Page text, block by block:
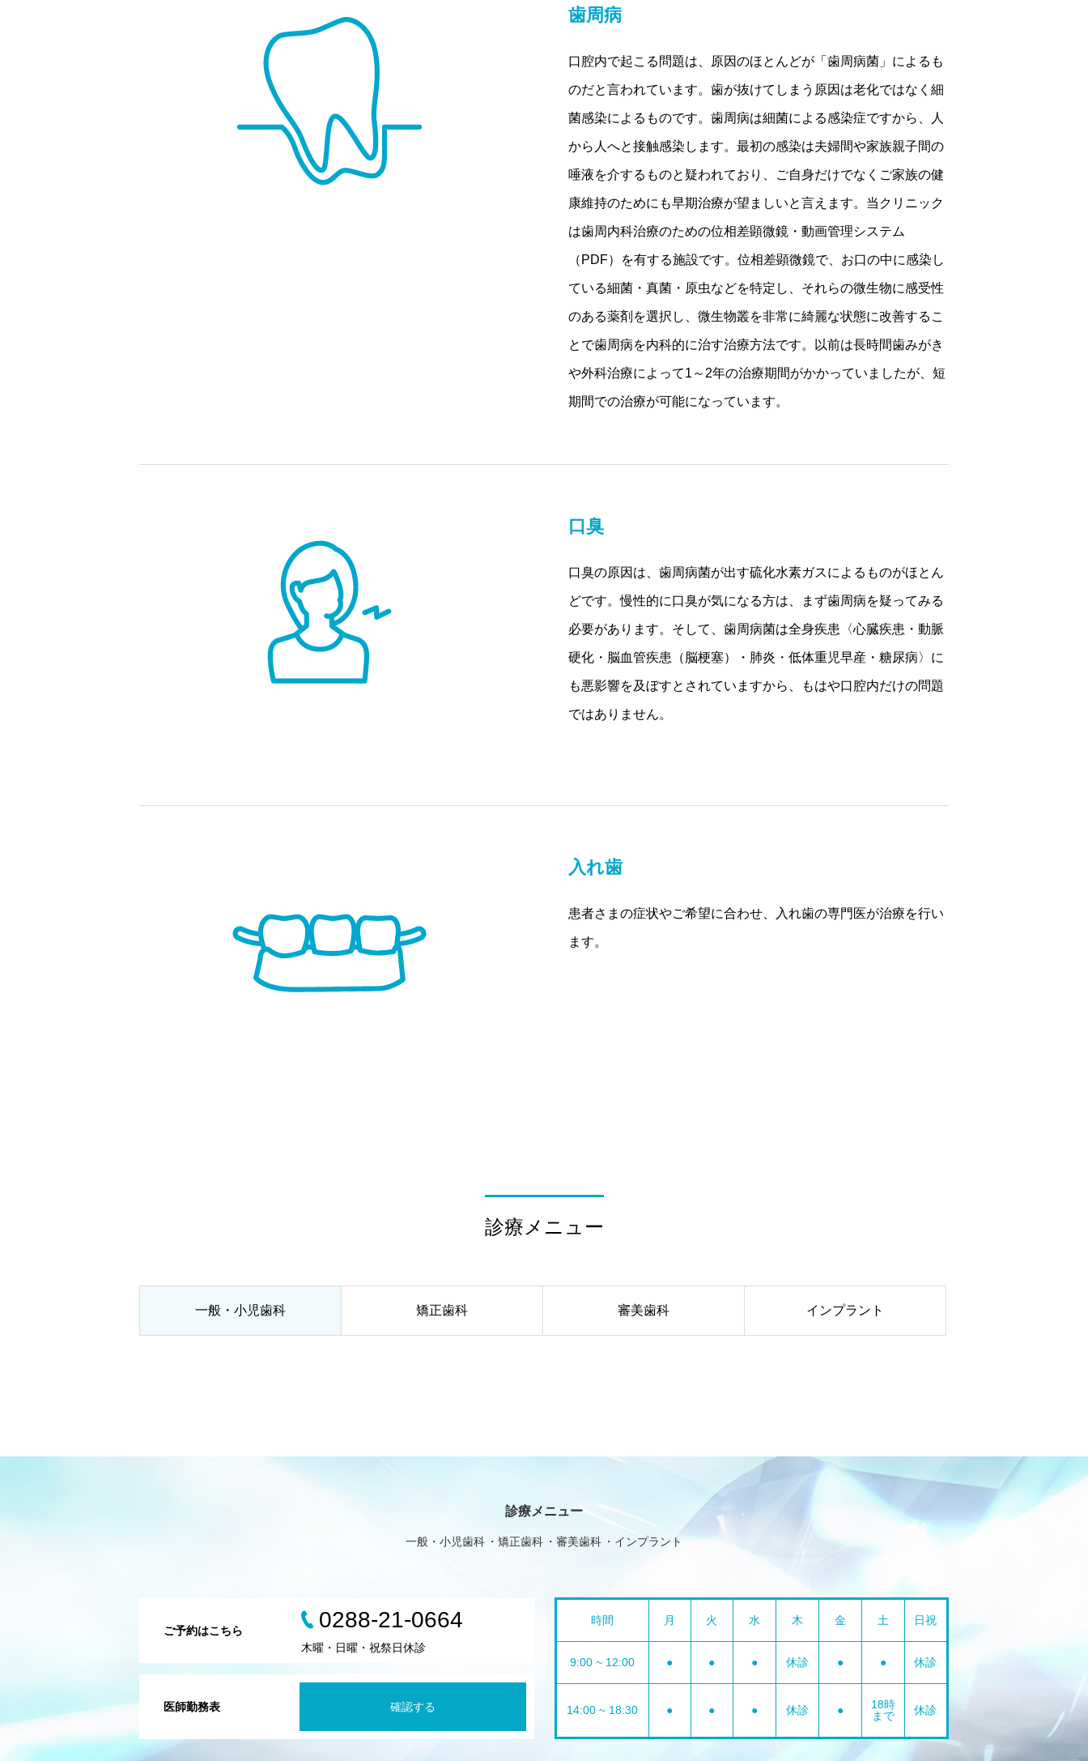
歯周病
口腔内で起こる問題は、原因のほとんどが「歯周病菌」によるも
のだと言われています。歯が抜けてしまう原因は老化ではなく細
菌感染によるものです。歯周病は細菌による感染症ですから、人
から人へと接触感染します。最初の感染は夫婦間や家族親子間の
唾液を介するものと疑われており、ご自身だけでなくご家族の健
康維持のためにも早期治療が望ましいと言えます。当クリニック
は歯周内科治療のための位相差顕微鏡・動画管理システム
（PDF）を有する施設です。位相差顕微鏡で、お口の中に感染し
ている細菌・真菌・原虫などを特定し、それらの微生物に感受性
のある薬剤を選択し、微生物叢を非常に綺麗な状態に改善するこ
とで歯周病を内科的に治す治療方法です。以前は長時間歯みがき
や外科治療によって1～2年の治療期間がかかっていましたが、短
期間での治療が可能になっています。
口臭
口臭の原因は、歯周病菌が出す硫化水素ガスによるものがほとん
どです。慢性的に口臭が気になる方は、まず歯周病を疑ってみる
必要があります。そして、歯周病菌は全身疾患〈心臓疾患・動脈
硬化・脳血管疾患（脳梗塞）・肺炎・低体重児早産・糖尿病〉に
も悪影響を及ぼすとされていますから、もはや口腔内だけの問題
ではありません。
入れ歯
患者さまの症状やご希望に合わせ、入れ歯の専門医が治療を行い
ます。
診療メニュー
一般・小児歯科 矯正歯科 審美歯科 インプラント
診療メニュー
一般・小児歯科 矯正歯科 審美歯科 インプラント
医師勤務表 確認する
ご予約はこちら 0288-21-0664
木曜・日曜・祝祭日休診
時間 月 火 水 木 金 土 日祝
9:00 ~ 12:00 ● ● ● 休診 ● ● 休診
14:00 ~ 18:30 ● ● ● 休診 ●
18時
まで
休診